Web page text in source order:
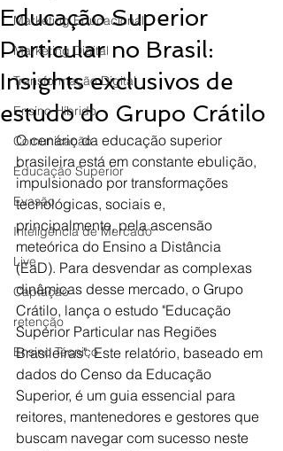
Marketing Educacional
Marketing Digital
Transformação Digital
Ensino Híbrido
Comunicação
Educação Superior
Evasão
Inteligência de Mercado
Live
Captação
retenção
Ensino Técnico
Educação Superior
Particular no Brasil:
Insights exclusivos de
estudo do Grupo Crátilo
O cenário da educação superior
brasileira está em constante ebulição,
impulsionado por transformações
tecnológicas, sociais e,
principalmente, pela ascensão
meteórica do Ensino a Distância
(EaD). Para desvendar as complexas
dinâmicas desse mercado, o Grupo
Crátilo, lança o estudo "Educação
Superior Particular nas Regiões
Brasileiras". Este relatório, baseado em
dados do Censo da Educação
Superior, é um guia essencial para
reitores, mantenedores e gestores que
buscam navegar com sucesso neste